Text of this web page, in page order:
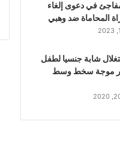
في دعوى إلغاء
المحاماة ضد وهبي
شابة جنسيا لطفل
موجة سخط وسط